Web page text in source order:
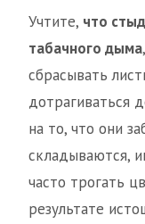
Учтите, что
табачного дыма
сбрасывать
дотрагиваться
на то, что они
складываются,
часто трогать
результате